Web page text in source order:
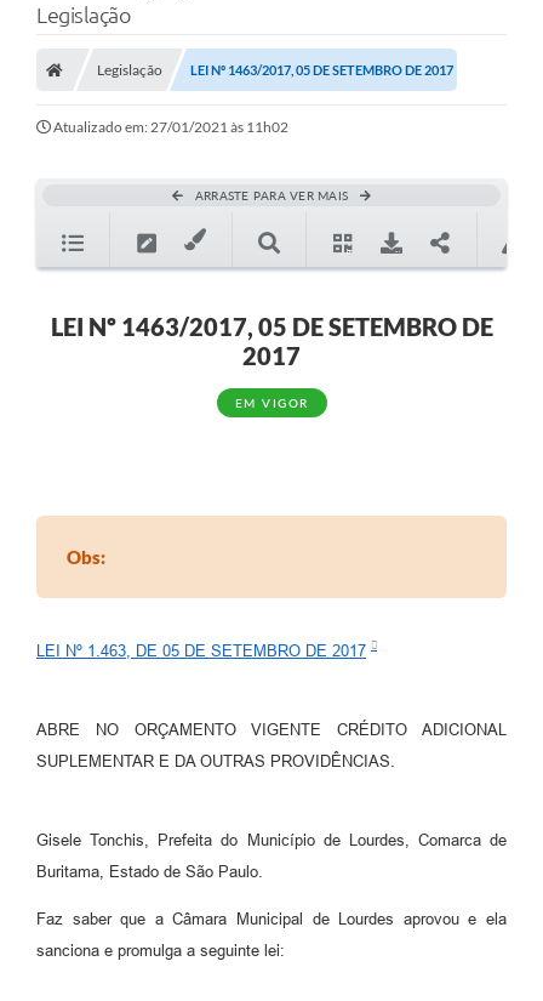
Secretarias
Editais
Telefones Úteis
Acesso a Informação
Contato
REQUERIMENTO DE RESTITUIÇÃO DA TAXA DE INSCRIÇÃO
QUESTIONÁRIO PPA 2026/2029, LDO 2026 e LOA 2026
Holerite online
A Prefeitura
Meio Ambiente
COMUS
Arquivos para Download
Legislação
Legislação LEI Nº 1463/2017, 05 DE SETEMBRO DE 2017
Atualizado em: 27/01/2021 às 11h02
ARRASTE PARA VER MAIS
LEI Nº 1463/2017, 05 DE SETEMBRO DE
2017
EM VIGOR
Obs:
LEI Nº 1.463, DE 05 DE SETEMBRO DE 2017
ABRE NO ORÇAMENTO VIGENTE CRÉDITO ADICIONAL
SUPLEMENTAR E DA OUTRAS PROVIDÊNCIAS.
Gisele Tonchis, Prefeita do Município de Lourdes, Comarca de
Buritama, Estado de São Paulo.
Faz saber que a Câmara Municipal de Lourdes aprovou e ela
sanciona e promulga a seguinte lei: